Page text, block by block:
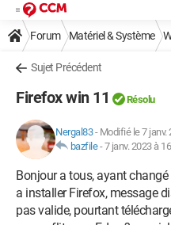
Forum Matériel & Système
Sujet Précédent
Firefox win 11 Résolu
Nergal83- Modifié le 7 janv.
bazfile-7 janv. 2023 à
Bonjour a tous, ayant
a installer Firefox, message
pas valide, pourtant